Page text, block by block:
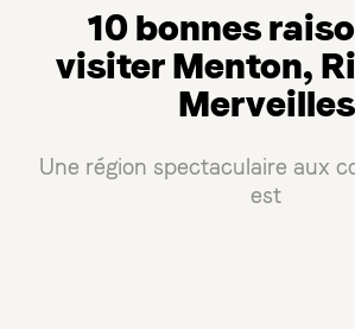
10 bonnes
visiter Menton,
Merveilles
Une région spectaculaire aux
est